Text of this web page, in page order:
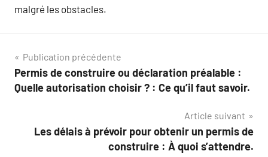
malgré les obstacles.
Navigation
de
Publication précédente
Permis de construire ou déclaration préalable :
Quelle autorisation choisir ? : Ce qu’il faut savoir.
Article suivant
Les délais à prévoir pour obtenir un permis de
construire : À quoi s’attendre.